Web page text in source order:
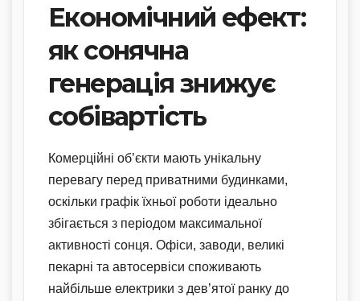
Економічний ефект:
як сонячна
генерація знижує
собівартість
Комерційні об’єкти мають унікальну
перевагу перед приватними будинками,
оскільки графік їхньої роботи ідеально
збігається з періодом максимальної
активності сонця. Офіси, заводи, великі
пекарні та автосервіси споживають
найбільше електрики з дев’ятої ранку до